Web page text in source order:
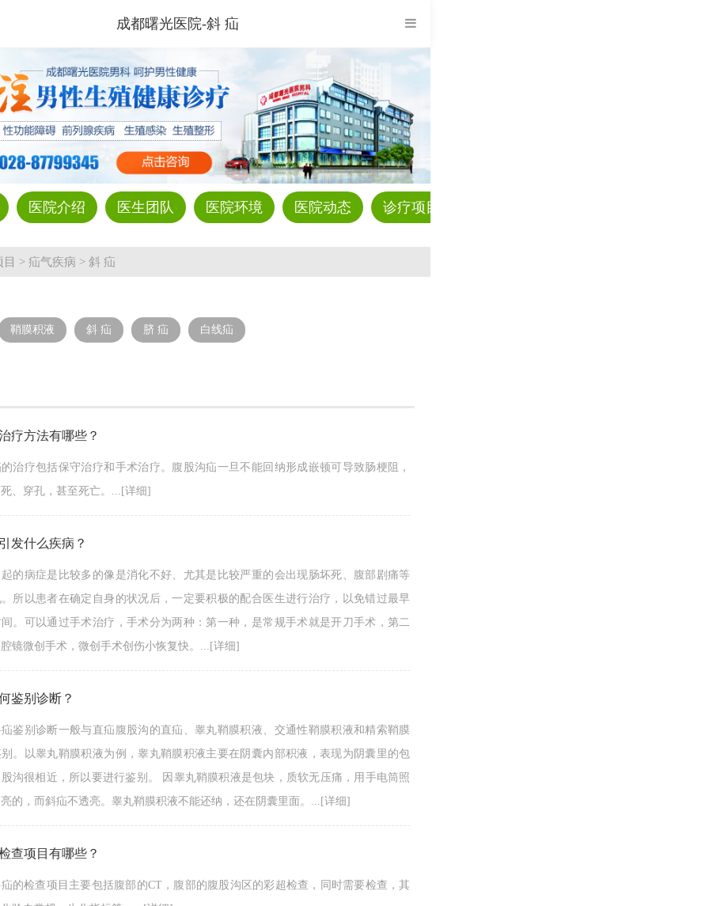
成都曙光医院-斜 疝
医院介绍 医生团队 医院环境 医院动态 诊疗项目
> 疝气疾病 > 斜 疝
鞘膜积液 斜 疝 脐 疝 白线疝
疗方法有哪些？
治疗包括保守治疗和手术治疗。腹股沟疝一旦不能回纳形成嵌顿可导致肠梗阻，
、穿孔，甚至死亡。... [详细]
发什么疾病？
的病症是比较多的像是消化不好、尤其是比较严重的会出现肠坏死、腹部剧痛等
所以患者在确定自身的状况后，一定要积极的配合医生进行治疗，以免错过最早
。可以通过手术治疗，手术分为两种：第一种，是常规手术就是开刀手术，第二
镜微创手术，微创手术创伤小恢复快。... [详细]
鉴别诊断？
鉴别诊断一般与直疝腹股沟的直疝、睾丸鞘膜积液、交通性鞘膜积液和精索鞘膜
。以睾丸鞘膜积液为例，睾丸鞘膜积液主要在阴囊内部积液，表现为阴囊里的包
沟很相近，所以要进行鉴别。 因睾丸鞘膜积液是包块，质软无压痛，用手电筒照
的，而斜疝不透亮。睾丸鞘膜积液不能还纳，还在阴囊里面。... [详细]
查项目有哪些？
的检查项目主要包括腹部的CT，腹部的腹股沟区的彩超检查，同时需要检查，其